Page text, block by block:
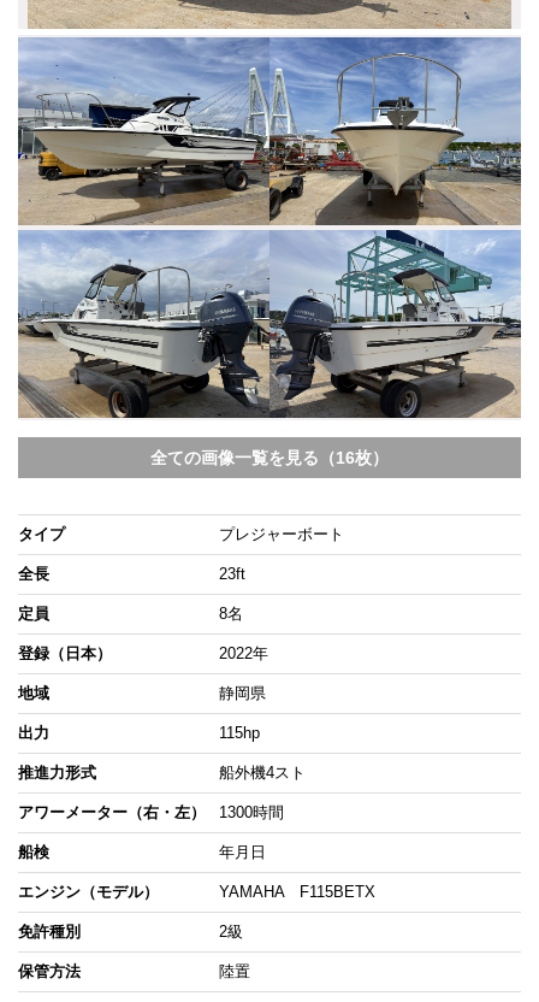
全ての画像一覧を見る（16枚）
タイプ プレジャーボート
全長 23ft
定員 8名
登録（日本） 2022年
地域 静岡県
出力 115hp
推進力形式 船外機4スト
アワーメーター（右・左） 1300時間
船検 年月日
エンジン（モデル） YAMAHA F115BETX
免許種別 2級
保管方法 陸置